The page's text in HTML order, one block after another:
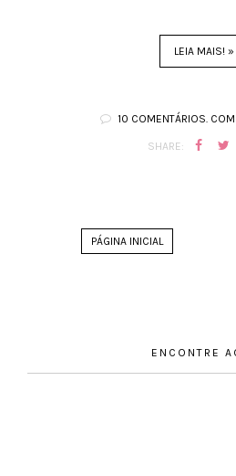
LEIA MAIS! »
10 COMENTÁRIOS.
SHARE:
PÁGINA INICIAL
ENCONTRE